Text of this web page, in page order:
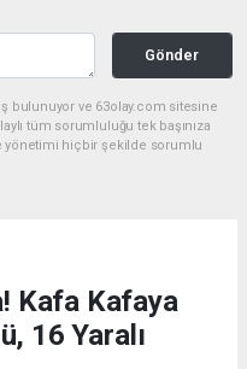
Gönder
bulunuyor ve 63olay.com sitesine
tüm sorumluluğu tek başınıza
yönetimi hiçbir şekilde sorumlu
Kafa Kafaya
16 Yaralı